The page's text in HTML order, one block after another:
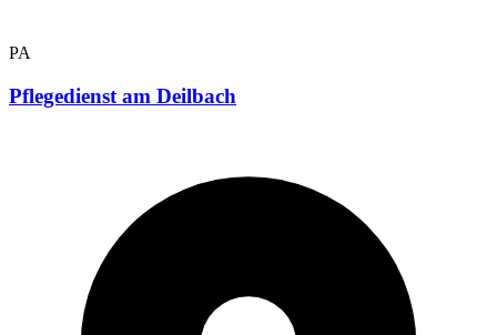
PA
Pflegedienst am Deilbach